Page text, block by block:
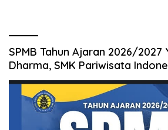
SPMB Tahun Ajaran 2026/2027
Dharma, SMK Pariwisata